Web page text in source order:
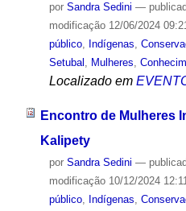
por Sandra Sedini —
modificação12/06/2024
público, Indígenas,
Setubal , Mulheres,
Localizado em
Encontro de Mulheres
Kalipety
por Sandra Sedini —
modificação10/12/2024
público, Indígenas,